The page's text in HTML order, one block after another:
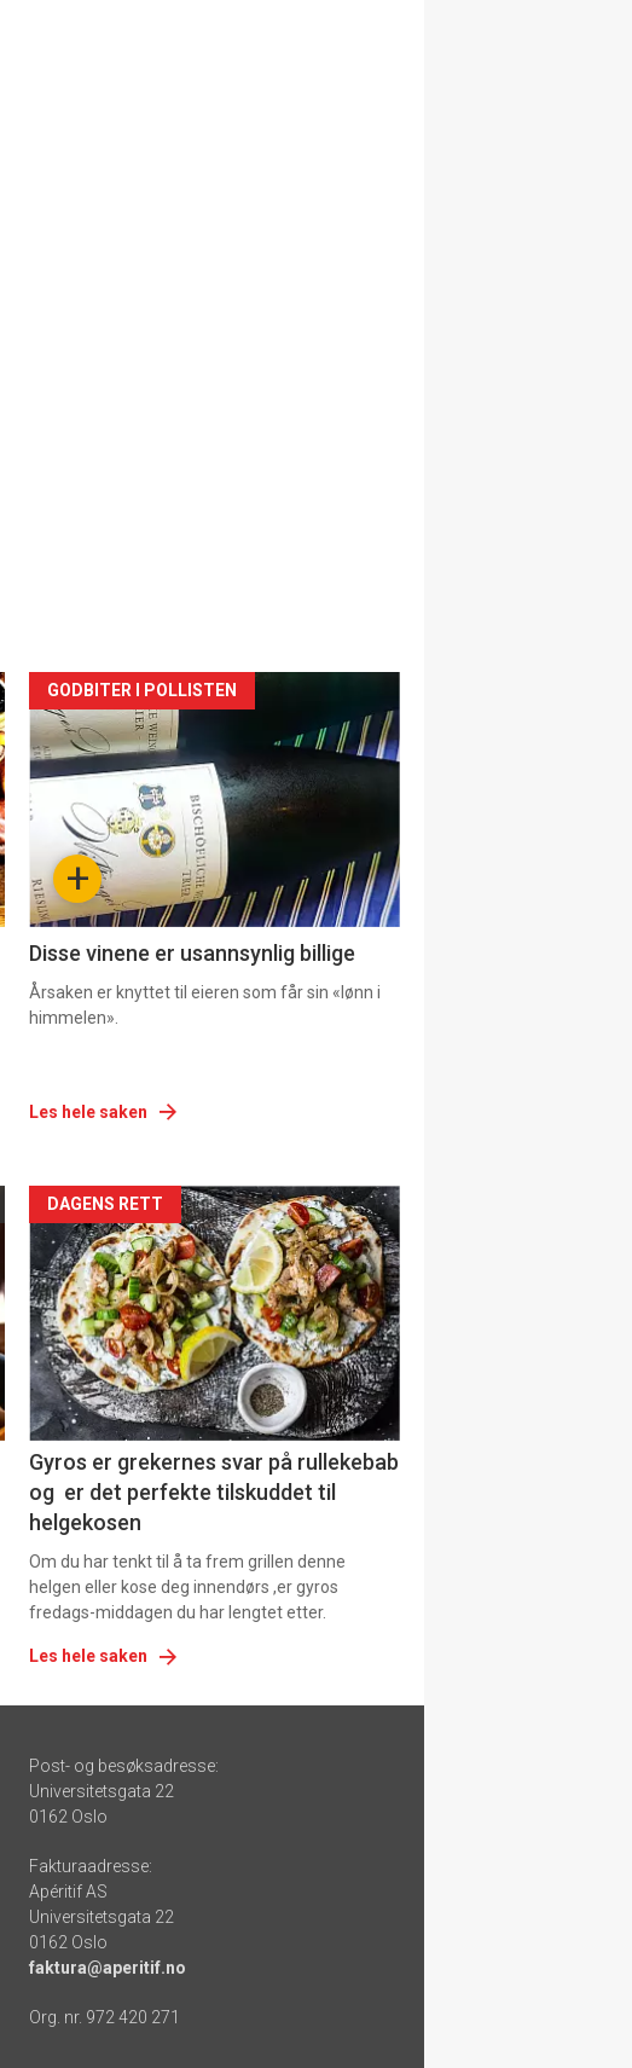
Forsiden
akkurat
nå
3 +
GODBITER I POLLISTEN
Disse vinene er usannsynlig billige
Årsaken er knyttet til eieren som får sin «lønn i
himmelen».
Les hele saken
Forsiden
akkurat
nå
-
6
DAGENS RETT
Gyros er grekernes svar på rullekebab
og er det perfekte tilskuddet til
helgekosen
Om du har tenkt til å ta frem grillen denne
helgen eller kose deg innendørs ,er gyros
fredags-middagen du har lengtet etter.
Les hele saken
Post- og besøksadresse:
Universitetsgata 22
0162 Oslo
Fakturaadresse:
Apéritif AS
Universitetsgata 22
0162 Oslo
faktura@aperitif.no
Org. nr. 972 420 271